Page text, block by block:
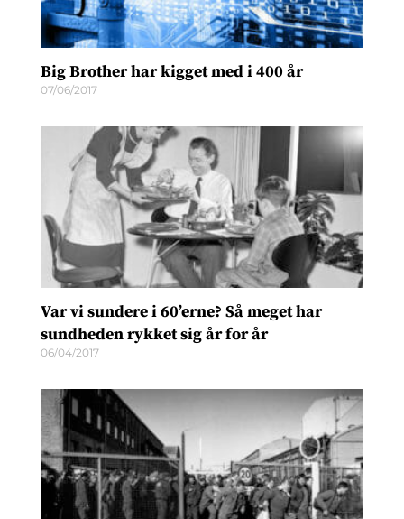
Big Brother har kigget med i 400 år
07/06/2017
Var vi sundere i 60’erne? Så meget har
sundheden rykket sig år for år
06/04/2017